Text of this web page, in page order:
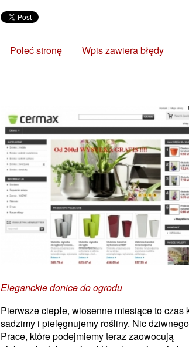
Poleć stronę Wpis zawiera błędy
Eleganckie donice do ogrodu
Pierwsze ciepłe, wiosenne miesiące to czas
sadzimy i pielęgnujemy rośliny. Nic
Prace, które podejmiemy teraz zaowocują